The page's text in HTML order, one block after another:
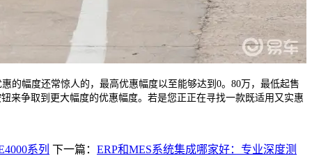
幅度还常惊人的，最高优惠幅度以至能够达到0。80万，最低起售
来争取到更大幅度的优惠幅度。若是您正正在寻找一款既适用又实惠
系列 下一篇： ERP和MES系统集成哪家好：专业深度测